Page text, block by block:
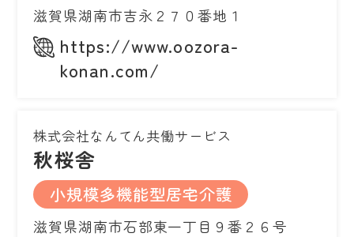
滋賀県湖南市吉永２７０番地１
https://www.oozora-
konan.com/
株式会社なんてん共働サービス
秋桜舎
小規模多機能型居宅介護
滋賀県湖南市石部東一丁目９番２６号